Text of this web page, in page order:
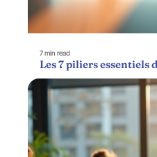
7 min read
Les 7 piliers essentiels